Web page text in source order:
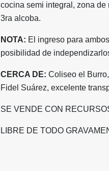
cocina semi integral, zona
3ra alcoba.
NOTA: El ingreso para
posibilidad de
CERCA DE: Coliseo el
Fidel Suárez, excelente
SE VENDE CON
LIBRE DE TODO